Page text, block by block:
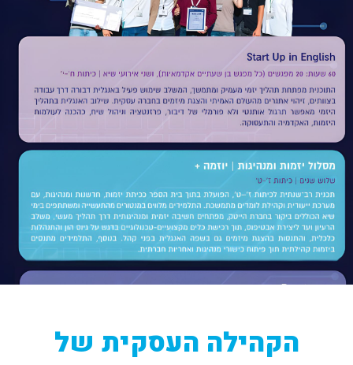
הקהילה העסקית של